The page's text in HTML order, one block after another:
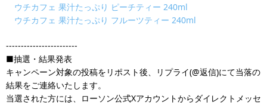
ウチカフェ 果汁たっぷり ピーチティー 240ml
ウチカフェ 果汁たっぷり フルーツティー 240ml
------------------------
■抽選・結果発表
キャンペーン対象の投稿をリポスト後、リプライ(@返信)にて当落の
結果をご連絡いたします。
当選された方には、ローソン公式Xアカウントからダイレクトメッセ